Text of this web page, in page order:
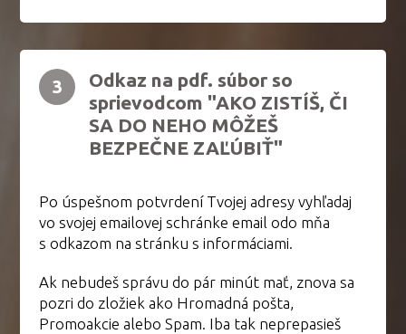
3
Odkaz na pdf. súbor so
sprievodcom "AKO ZISTÍŠ, ČI
SA DO NEHO MÔŽEŠ
BEZPEČNE ZAĽÚBIŤ"
Po úspešnom potvrdení Tvojej adresy vyhľadaj
vo svojej emailovej schránke email odo mňa
s odkazom na stránku s informáciami.
Ak nebudeš správu do pár minút mať, znova sa
pozri do zložiek ako Hromadná pošta,
Promoakcie alebo Spam. Iba tak neprepasieš